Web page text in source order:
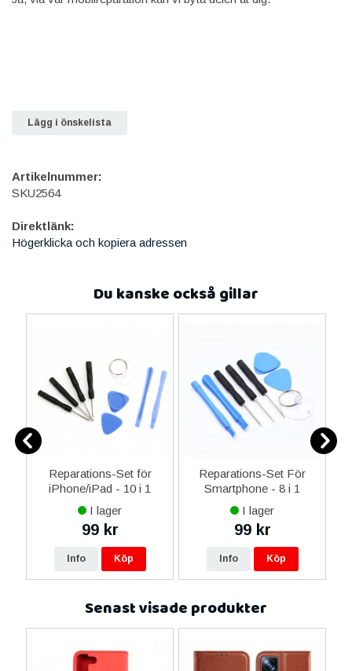
Lägg i önskelista
Artikelnummer:
SKU2564
Direktlänk:
Högerklicka och kopiera adressen
Du kanske också gillar
Reparations-Set för
iPhone/iPad - 10 i 1
I lager
99 kr
Info Köp
Reparations-Set För
Smartphone - 8 i 1
I lager
99 kr
Info Köp
Senast visade produkter